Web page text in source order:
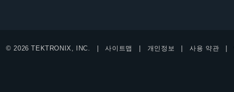
© 2026 TEKTRONIX, INC. 사이트맵 개인정보 사용 약관